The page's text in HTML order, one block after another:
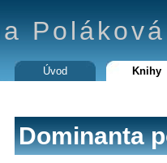
Úvod Knihy
Dominanta